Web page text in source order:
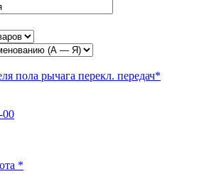
пола рычага перекл. передач*
00
*